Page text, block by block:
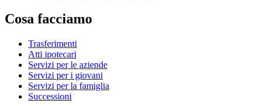
Cosa facciamo
Trasferimenti
Atti ipotecari
Servizi per le aziende
Servizi per i giovani
Servizi per la famiglia
Successioni